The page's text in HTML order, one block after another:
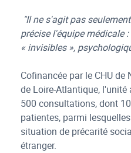
"Il ne s'agit pas
précise l'équipe médicale
« invisibles »,
Cofinancée par le CHU
de Loire-Atlantique, l'unité
500 consultations, dont
patientes, parmi
situation de précarité
étranger.